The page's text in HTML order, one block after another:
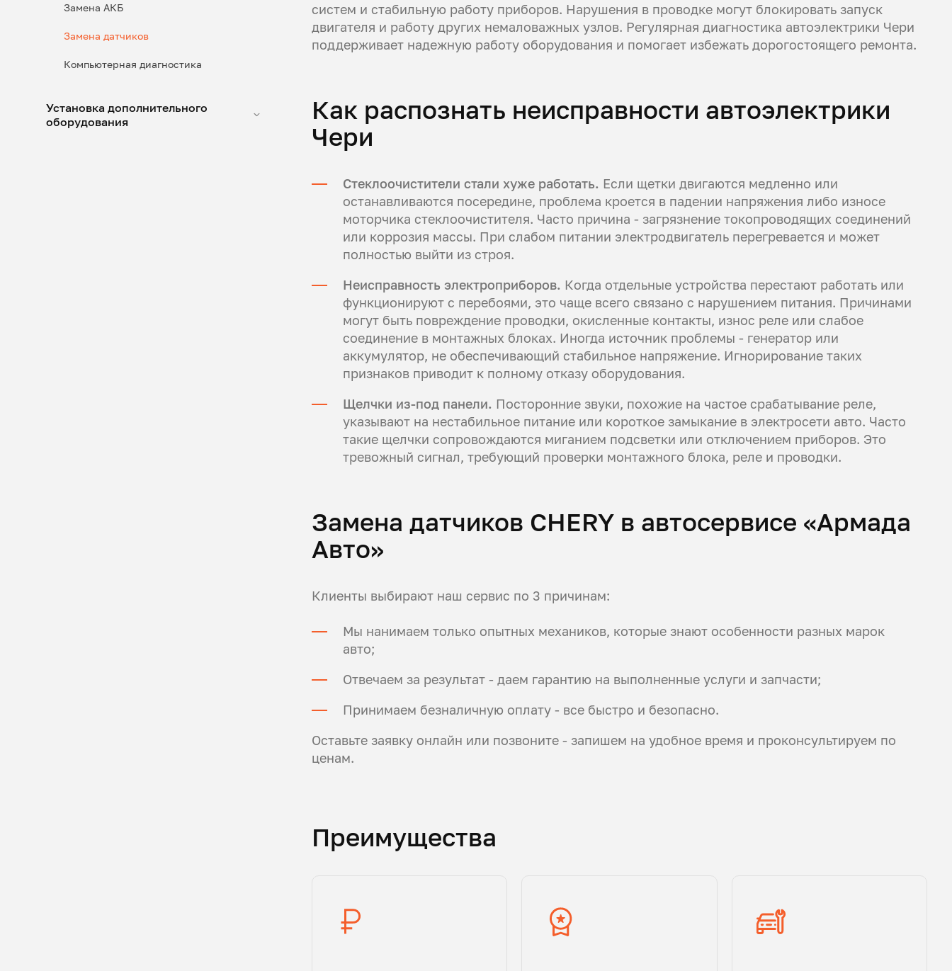
Замена АКБ
Замена датчиков
Компьютерная диагностика
Установка дополнительного
оборудования
систем и стабильную работу приборов. Нарушения в проводке могут блокировать запуск
двигателя и работу других немаловажных узлов. Регулярная диагностика автоэлектрики Чери
поддерживает надежную работу оборудования и помогает избежать дорогостоящего ремонта.
Как распознать неисправности автоэлектрики
Чери
Стеклоочистители стали хуже работать. Если щетки двигаются медленно или
останавливаются посередине, проблема кроется в падении напряжения либо износе
моторчика стеклоочистителя. Часто причина - загрязнение токопроводящих соединений
или коррозия массы. При слабом питании электродвигатель перегревается и может
полностью выйти из строя.
Неисправность электроприборов. Когда отдельные устройства перестают работать или
функционируют с перебоями, это чаще всего связано с нарушением питания. Причинами
могут быть повреждение проводки, окисленные контакты, износ реле или слабое
соединение в монтажных блоках. Иногда источник проблемы - генератор или
аккумулятор, не обеспечивающий стабильное напряжение. Игнорирование таких
признаков приводит к полному отказу оборудования.
Щелчки из-под панели. Посторонние звуки, похожие на частое срабатывание реле,
указывают на нестабильное питание или короткое замыкание в электросети авто. Часто
такие щелчки сопровождаются миганием подсветки или отключением приборов. Это
тревожный сигнал, требующий проверки монтажного блока, реле и проводки.
Замена датчиков CHERY в автосервисе «Армада
Авто»
Клиенты выбирают наш сервис по 3 причинам:
Мы нанимаем только опытных механиков, которые знают особенности разных марок
авто;
Отвечаем за результат - даем гарантию на выполненные услуги и запчасти;
Принимаем безналичную оплату - все быстро и безопасно.
Оставьте заявку онлайн или позвоните - запишем на удобное время и проконсультируем по
ценам.
Преимущества